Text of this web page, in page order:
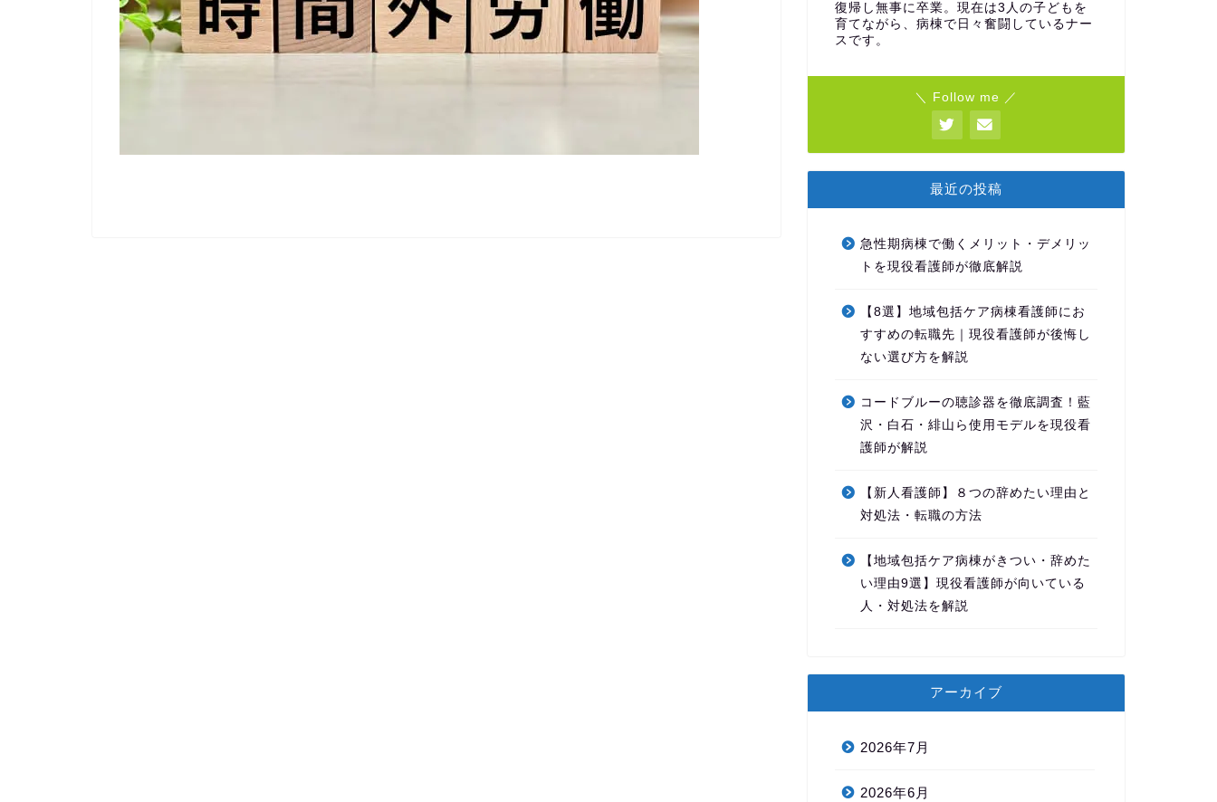
復帰し無事に卒業。現在は3人の子どもを
育てながら、病棟で日々奮闘しているナー
スです。
＼ Follow me ／
最近の投稿
急性期病棟で働くメリット・デメリッ
トを現役看護師が徹底解説
【8選】地域包括ケア病棟看護師にお
すすめの転職先｜現役看護師が後悔し
ない選び方を解説
コードブルーの聴診器を徹底調査！藍
沢・白石・緋山ら使用モデルを現役看
護師が解説
【新人看護師】８つの辞めたい理由と
対処法・転職の方法
【地域包括ケア病棟がきつい・辞めた
い理由9選】現役看護師が向いている
人・対処法を解説
アーカイブ
2026年7月
2026年6月